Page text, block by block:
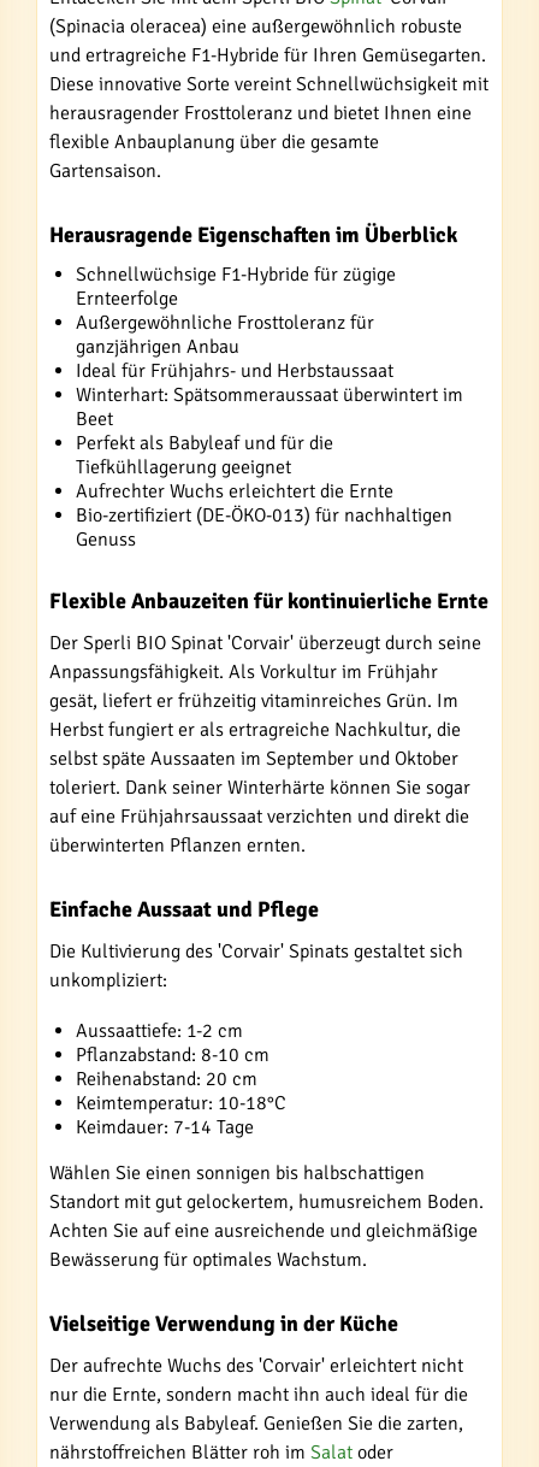
(Spinacia oleracea) eine außergewöhnlich robuste
und ertragreiche F1-Hybride für Ihren Gemüsegarten.
Diese innovative Sorte vereint Schnellwüchsigkeit mit
herausragender Frosttoleranz und bietet Ihnen eine
flexible Anbauplanung über die gesamte
Gartensaison.
Herausragende Eigenschaften im Überblick
Schnellwüchsige F1-Hybride für zügige
Ernteerfolge
Außergewöhnliche Frosttoleranz für
ganzjährigen Anbau
Ideal für Frühjahrs- und Herbstaussaat
Winterhart: Spätsommeraussaat überwintert im
Beet
Perfekt als Babyleaf und für die
Tiefkühllagerung geeignet
Aufrechter Wuchs erleichtert die Ernte
Bio-zertifiziert (DE-ÖKO-013) für nachhaltigen
Genuss
Flexible Anbauzeiten für kontinuierliche Ernte
Der Sperli BIO Spinat 'Corvair' überzeugt durch seine
Anpassungsfähigkeit. Als Vorkultur im Frühjahr
gesät, liefert er frühzeitig vitaminreiches Grün. Im
Herbst fungiert er als ertragreiche Nachkultur, die
selbst späte Aussaaten im September und Oktober
toleriert. Dank seiner Winterhärte können Sie sogar
auf eine Frühjahrsaussaat verzichten und direkt die
überwinterten Pflanzen ernten.
Einfache Aussaat und Pflege
Die Kultivierung des 'Corvair' Spinats gestaltet sich
unkompliziert:
Aussaattiefe: 1-2 cm
Pflanzabstand: 8-10 cm
Reihenabstand: 20 cm
Keimtemperatur: 10-18°C
Keimdauer: 7-14 Tage
Wählen Sie einen sonnigen bis halbschattigen
Standort mit gut gelockertem, humusreichem Boden.
Achten Sie auf eine ausreichende und gleichmäßige
Bewässerung für optimales Wachstum.
Vielseitige Verwendung in der Küche
Der aufrechte Wuchs des 'Corvair' erleichtert nicht
nur die Ernte, sondern macht ihn auch ideal für die
Verwendung als Babyleaf. Genießen Sie die zarten,
nährstoffreichen Blätter roh im Salat oder